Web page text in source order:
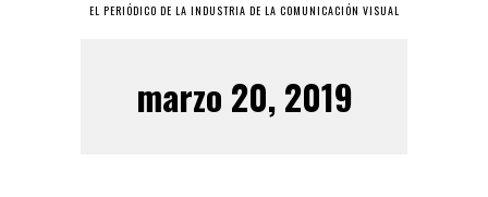
EL PERIÓDICO DE LA INDUSTRIA DE LA COMUNICACIÓN VISUAL
marzo 20, 2019